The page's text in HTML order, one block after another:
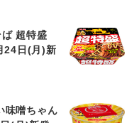
ば 超特盛
24日(月)新
味噌ちゃん